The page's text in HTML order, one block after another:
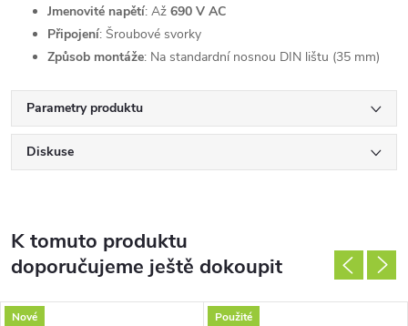
Jmenovité napětí: Až 690 V AC
Připojení: Šroubové svorky
Způsob montáže: Na standardní nosnou DIN lištu (35 mm)
Parametry produktu
Diskuse
K tomuto produktu
doporučujeme ještě dokoupit
Nové Použité